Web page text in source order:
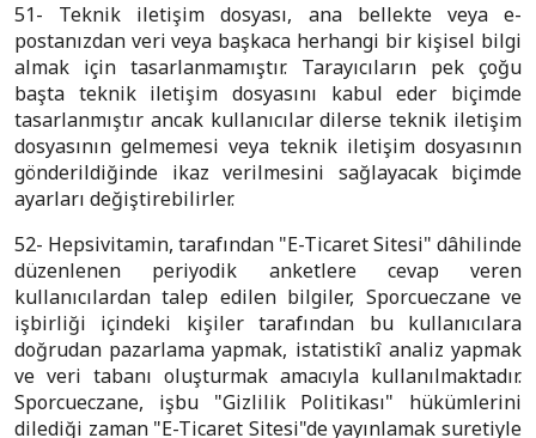
51- Teknik iletişim dosyası, ana bellekte veya e-
postanızdan veri veya başkaca herhangi bir kişisel bilgi
almak için tasarlanmamıştır. Tarayıcıların pek çoğu
başta teknik iletişim dosyasını kabul eder biçimde
tasarlanmıştır ancak kullanıcılar dilerse teknik iletişim
dosyasının gelmemesi veya teknik iletişim dosyasının
gönderildiğinde ikaz verilmesini sağlayacak biçimde
ayarları değiştirebilirler.
52- Hepsivitamin, tarafından "E-Ticaret Sitesi" dâhilinde
düzenlenen periyodik anketlere cevap veren
kullanıcılardan talep edilen bilgiler, Sporcueczane ve
işbirliği içindeki kişiler tarafından bu kullanıcılara
doğrudan pazarlama yapmak, istatistikî analiz yapmak
ve veri tabanı oluşturmak amacıyla kullanılmaktadır.
Sporcueczane, işbu "Gizlilik Politikası" hükümlerini
dilediği zaman "E-Ticaret Sitesi"de yayınlamak suretiyle